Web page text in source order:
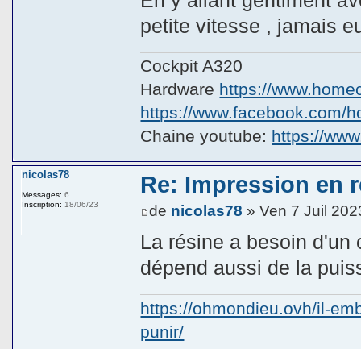
petite vitesse , jamais
Cockpit A320
Hardware https://
https://www.facebook.com/
Chaine youtube: https://
Re: Impression en
de nicolas78 » Ven 7 Juil
La résine a besoin d'un
dépend aussi de la
https://ohmondieu.ovh/il-
punir/
nicolas78
Messages: 6
Inscription: 18/06/23